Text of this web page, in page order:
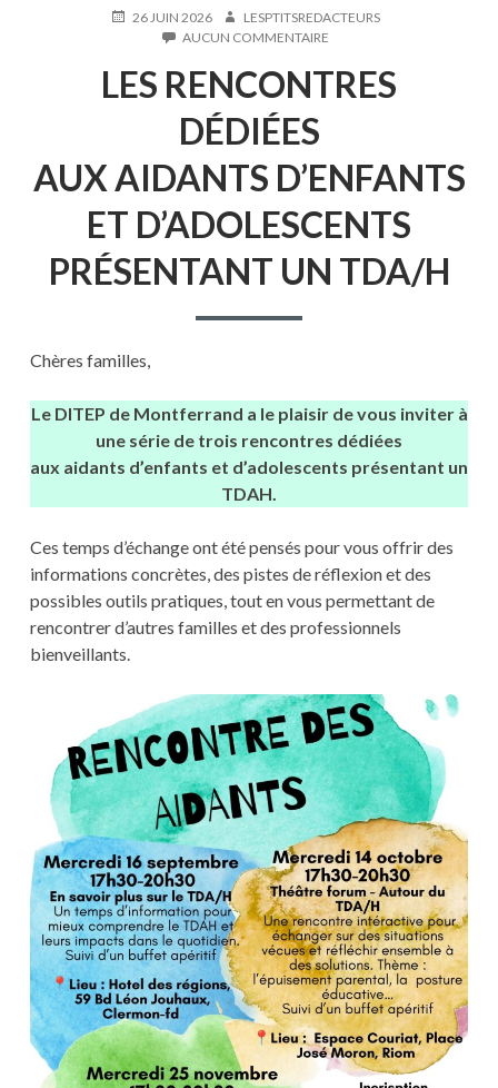
PUBLIÉ26 JUIN 2026 AUTEUR
LESPTITSREDACTEURS
AUCUN COMMENTAIRE
RENCONTRES
DÉDIÉES
PRÉSENTANT
UN
TDA/H
LES RENCONTRES
DÉDIÉES
AUX AIDANTS D’ENFANTS
ET D’ADOLESCENTS
PRÉSENTANT UN TDA/H
Chères familles,
Le DITEP de Montferrand a le plaisir de vous inviter à
une série de trois rencontres dédiées
aux aidants d’enfants et d’adolescents présentant un
TDAH.
Ces temps d’échange ont été pensés pour vous offrir des
informations concrètes, des pistes de réflexion et des
possibles outils pratiques, tout en vous permettant de
rencontrer d’autres familles et des professionnels
bienveillants.